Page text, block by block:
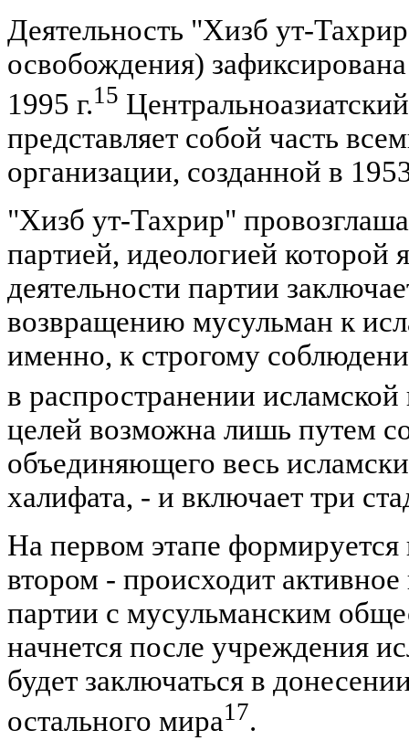
Деятельность "Хизб ут-
освобождения)
1995 г.15
представляет собой часть
организации, созданной в
"Хизб ут-Тахрир"
партией, идеологией которой
деятельности партии
возвращению мусульман к
именно, к строгому
в распространении
целей возможна лишь путем
объединяющего весь
халифата, - и включает три
На первом этапе формируется
втором - происходит
партии с мусульманским
начнется после учреждения
будет заключаться в
остального мира17.